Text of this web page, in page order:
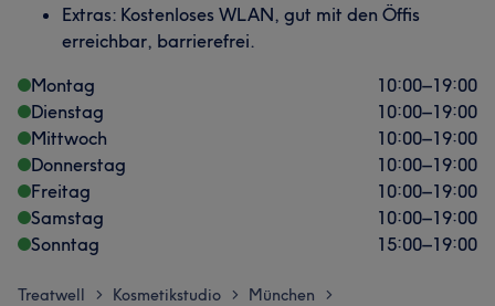
Extras: Kostenloses WLAN, gut mit den Öffis
erreichbar, barrierefrei.
Montag
10:00–19:00
Dienstag
10:00–19:00
Mittwoch
10:00–19:00
Donnerstag
10:00–19:00
Freitag
10:00–19:00
Samstag
10:00–19:00
Sonntag
15:00–19:00
Treatwell > Kosmetikstudio > München >